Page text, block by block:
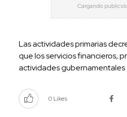
Las actividades primarias
que los servicios financieros,
actividades gubernamentales
0 Likes